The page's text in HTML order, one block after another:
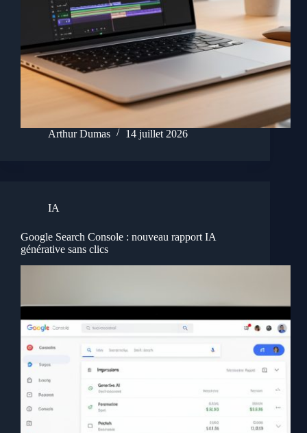
Arthur Dumas 14 juillet 2026
IA
Google Search Console : nouveau rapport IA
générative sans clics